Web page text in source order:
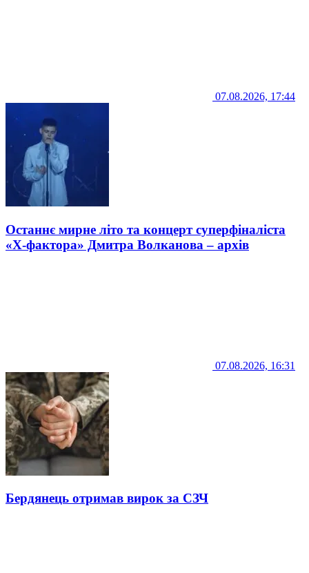
07.08.2026, 17:44
Останнє мирне літо та концерт суперфіналіста
«Х-фактора» Дмитра Волканова – архів
07.08.2026, 16:31
Бердянець отримав вирок за СЗЧ